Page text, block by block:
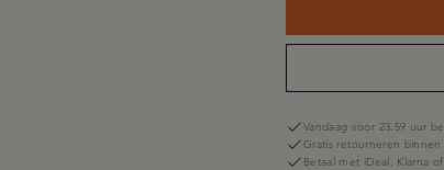
Vandaag voor 23.59 uur
Gratis retourneren binnen
Betaal met iDeal, Klarna